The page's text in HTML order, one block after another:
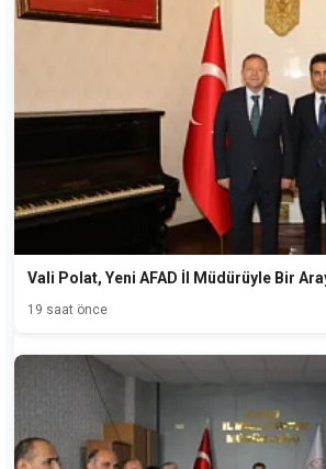
Vali Polat, Yeni AFAD İl Müdürüyle Bir
19 saat önce